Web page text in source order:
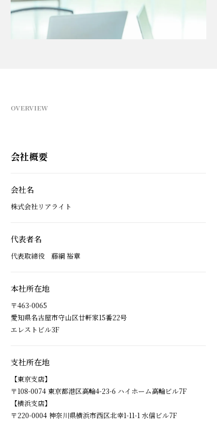
OVERVIEW
会社概要
会社名
株式会社リアライト
代表者名
代表取締役 藤綱 裕章
本社所在地
〒463-0065
愛知県名古屋市守山区廿軒家15番22号
エレストビル3F
支社所在地
【東京支店】
〒108-0074 東京都港区高輪4-23-6 ハイホーム高輪ビル7F
【横浜支店】
〒220-0004 神奈川県横浜市西区北幸1-11-1 水信ビル7F